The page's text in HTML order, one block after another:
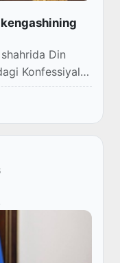
Din
Konfessiyalar
boʻlib oʻtdi.